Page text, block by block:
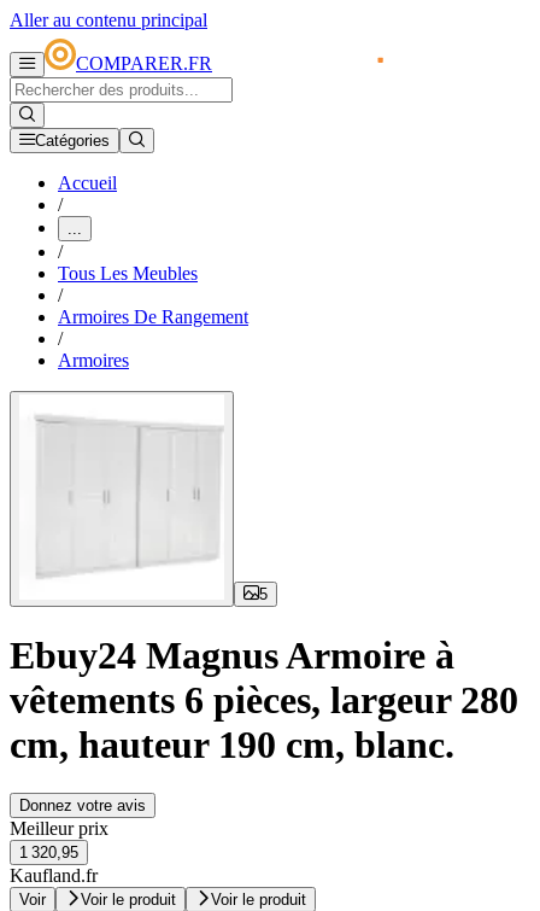
Aller au contenu principal
COMPARER.FR
Catégories
Accueil
/
...
/
Tous Les Meubles
/
Armoires De Rangement
/
Armoires
5
Ebuy24 Magnus Armoire à
vêtements 6 pièces, largeur 280
cm, hauteur 190 cm, blanc.
Donnez votre avis
Meilleur prix
1 320,95
Kaufland.fr
Voir Voir le produit Voir le produit